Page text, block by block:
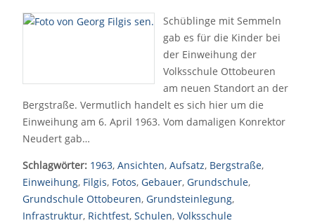
Schüblinge mit Semmeln
gab es für die Kinder bei
der Einweihung der
Volksschule Ottobeuren
am neuen Standort an der
Bergstraße. Vermutlich handelt es sich hier um die
Einweihung am 6. April 1963. Vom damaligen Konrektor
Neudert gab…
Schlagwörter: 1963, Ansichten, Aufsatz, Bergstraße,
Einweihung, Filgis, Fotos, Gebauer, Grundschule,
Grundschule Ottobeuren, Grundsteinlegung,
Infrastruktur, Richtfest, Schulen, Volksschule